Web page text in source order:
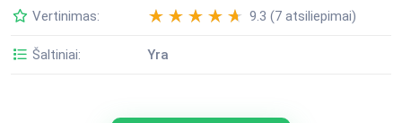
Vertinimas: 9.3 (7 atsiliepimai)
Šaltiniai: Yra